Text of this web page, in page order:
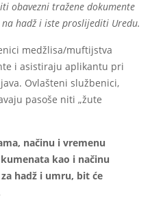
obavezni tražene dokumente
hadž i iste proslijediti Uredu.
medžlisa/muftijstva
i asistiraju aplikantu pri
Ovlašteni službenici,
pasoše niti „žute
načinu i vremenu
kao i načinu
hadž i umru, bit će